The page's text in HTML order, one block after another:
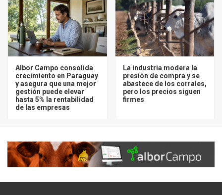
Albor Campo consolida
crecimiento en Paraguay
y asegura que una mejor
gestión puede elevar
hasta 5% la rentabilidad
de las empresas
La industria modera la
presión de compra y se
abastece de los corrales,
pero los precios siguen
firmes